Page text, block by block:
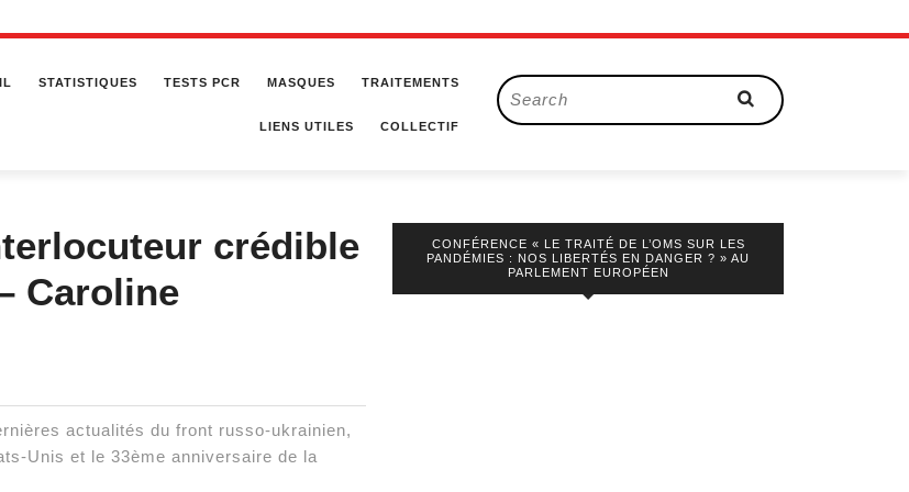
STATISTIQUES TESTS PCR MASQUES TRAITEMENTS
LIENS UTILES COLLECTIF
Search
for:
crédible
Caroline
actualités du front russo-ukrainien,
Unis et le 33ème anniversaire de la
CONFÉRENCE « LE TRAITÉ DE L’OMS SUR LES
PANDÉMIES : NOS LIBERTÉS EN DANGER ? » AU
PARLEMENT EUROPÉEN